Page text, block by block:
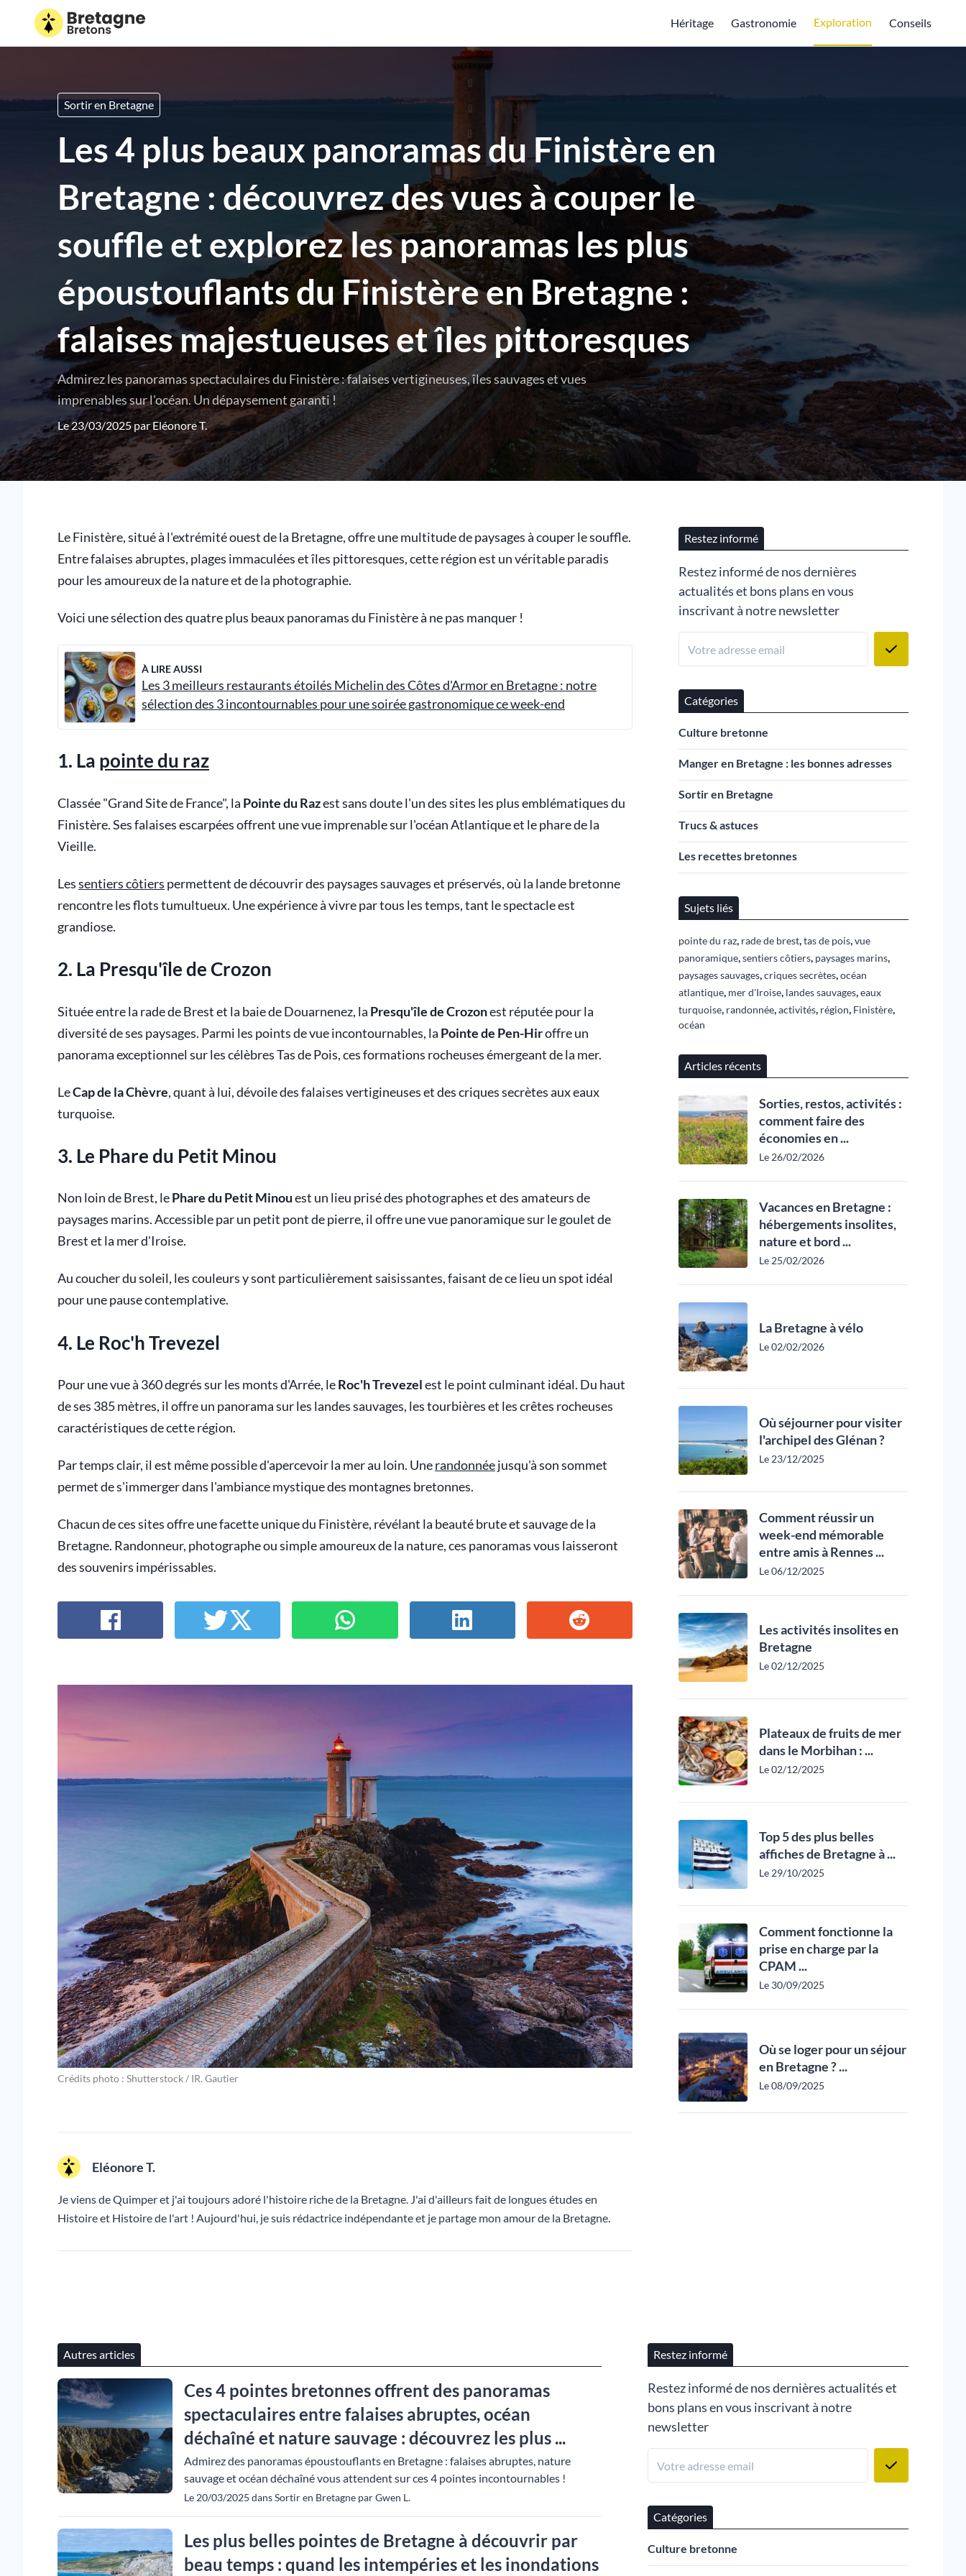
Héritage Gastronomie Exploration Conseils
Sortir en Bretagne
Les 4 plus beaux panoramas du Finistère en
Bretagne : découvrez des vues à couper le
souffle et explorez les panoramas les plus
époustouflants du Finistère en Bretagne :
falaises majestueuses et îles pittoresques
Admirez les panoramas spectaculaires du Finistère : falaises vertigineuses, îles sauvages et vues
imprenables sur l'océan. Un dépaysement garanti !
Le 23/03/2025 parEléonore T.
Le Finistère, situé à l'extrémité ouest de la Bretagne, offre une multitude de paysages à couper le souffle.
Entre falaises abruptes, plages immaculées et îles pittoresques, cette région est un véritable paradis
pour les amoureux de la nature et de la photographie.
Voici une sélection des quatre plus beaux panoramas du Finistère à ne pas manquer !
À LIRE AUSSI
Les 3 meilleurs restaurants étoilés Michelin des Côtes d'Armor en Bretagne : notre
sélection des 3 incontournables pour une soirée gastronomique ce week-end
1. La pointe du raz
Classée "Grand Site de France", la Pointe du Razest sans doute l'un des sites les plus emblématiques du
Finistère. Ses falaises escarpées offrent une vue imprenable sur l'océan Atlantique et le phare de la
Vieille.
Lessentiers côtiers permettent de découvrir des paysages sauvages et préservés, où la lande bretonne
rencontre les flots tumultueux. Une expérience à vivre par tous les temps, tant le spectacle est
grandiose.
2. La Presqu'île de Crozon
Située entre la rade de Brest et la baie de Douarnenez, la Presqu'île de Crozonest réputée pour la
diversité de ses paysages. Parmi les points de vue incontournables, la Pointe de Pen-Hiroffre un
panorama exceptionnel sur les célèbres Tas de Pois, ces formations rocheuses émergeant de la mer.
LeCap de la Chèvre, quant à lui, dévoile des falaises vertigineuses et des criques secrètes aux eaux
turquoise.
3. Le Phare du Petit Minou
Non loin de Brest, lePhare du Petit Minouest un lieu prisé des photographes et des amateurs de
paysages marins. Accessible par un petit pont de pierre, il offre une vue panoramique sur le goulet de
Brest et la mer d'Iroise.
Au coucher du soleil, les couleurs y sont particulièrement saisissantes, faisant de ce lieu un spot idéal
pour une pause contemplative.
4. Le Roc'h Trevezel
Pour une vue à 360 degrés sur les monts d'Arrée, leRoc'h Trevezelest le point culminant idéal. Du haut
de ses 385 mètres, il offre un panorama sur les landes sauvages, les tourbières et les crêtes rocheuses
caractéristiques de cette région.
Par temps clair, il est même possible d'apercevoir la mer au loin. Unerandonnéejusqu'à son sommet
permet de s'immerger dans l'ambiance mystique des montagnes bretonnes.
Chacun de ces sites offre une facette unique du Finistère, révélant la beauté brute et sauvage de la
Bretagne. Randonneur, photographe ou simple amoureux de la nature, ces panoramas vous laisseront
des souvenirs impérissables.
Crédits photo : Shutterstock / IR. Gautier
Eléonore T.
Je viens de Quimper et j'ai toujours adoré l'histoire riche de la Bretagne. J'ai d'ailleurs fait de longues études en
Histoire et Histoire de l'art ! Aujourd'hui, je suis rédactrice indépendante et je partage mon amour de la Bretagne.
Restez informé
Restez informé de nos dernières
actualités et bons plans en vous
inscrivant à notre newsletter
Catégories
Culture bretonne
Manger en Bretagne : les bonnes adresses
Sortir en Bretagne
Trucs & astuces
Les recettes bretonnes
Sujets liés
pointe du raz, rade de brest,tas de pois,vue
panoramique,sentiers côtiers, paysages marins,
paysages sauvages,criques secrètes,océan
atlantique, mer d'Iroise, landes sauvages,eaux
turquoise, randonnée,activités, région, Finistère,
océan
Articles récents
Sorties, restos, activités :
comment faire des
économies en ...
Le 26/02/2026
Vacances en Bretagne :
hébergements insolites,
nature et bord ...
Le 25/02/2026
La Bretagne à vélo
Le 02/02/2026
Où séjourner pour visiter
l'archipel des Glénan ?
Le 23/12/2025
Comment réussir un
week-end mémorable
entre amis à Rennes ...
Le 06/12/2025
Les activités insolites en
Bretagne
Le 02/12/2025
Plateaux de fruits de mer
dans le Morbihan : ...
Le 02/12/2025
Top 5 des plus belles
affiches de Bretagne à ...
Le 29/10/2025
Comment fonctionne la
prise en charge par la
CPAM ...
Le 30/09/2025
Où se loger pour un séjour
en Bretagne ? ...
Le 08/09/2025
Autres articles
Ces 4 pointes bretonnes offrent des panoramas
spectaculaires entre falaises abruptes, océan
déchaîné et nature sauvage : découvrez les plus ...
Admirez des panoramas époustouflants en Bretagne : falaises abruptes, nature
sauvage et océan déchaîné vous attendent sur ces 4 pointes incontournables !
Le 20/03/2025 dans Sortir en Bretagne par Gwen L.
Les plus belles pointes de Bretagne à découvrir par
beau temps : quand les intempéries et les inondations
Restez informé
Restez informé de nos dernières actualités et
bons plans en vous inscrivant à notre
newsletter
Catégories
Culture bretonne